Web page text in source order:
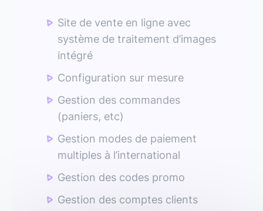
Site de vente en ligne avec
système de traitement d’images
intégré
Configuration sur mesure
Gestion des commandes
(paniers, etc)
Gestion modes de paiement
multiples à l’international
Gestion des codes promo
Gestion des comptes clients